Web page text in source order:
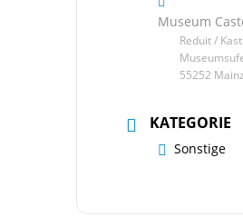
Museum
Reduit /
55252
KATEGORIE
Sonstige